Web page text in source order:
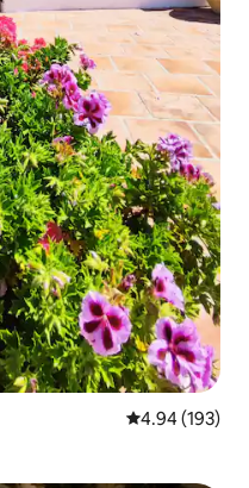
從 193 則評價
4.94 (193)